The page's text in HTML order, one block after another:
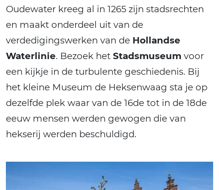
Oudewater kreeg al in 1265 zijn stadsrechten
en maakt onderdeel uit van de
verdedigingswerken van de Hollandse
Waterlinie. Bezoek het Stadsmuseum voor
een kijkje in de turbulente geschiedenis. Bij
het kleine Museum de Heksenwaag sta je op
dezelfde plek waar van de 16de tot in de 18de
eeuw mensen werden gewogen die van
hekserij werden beschuldigd.